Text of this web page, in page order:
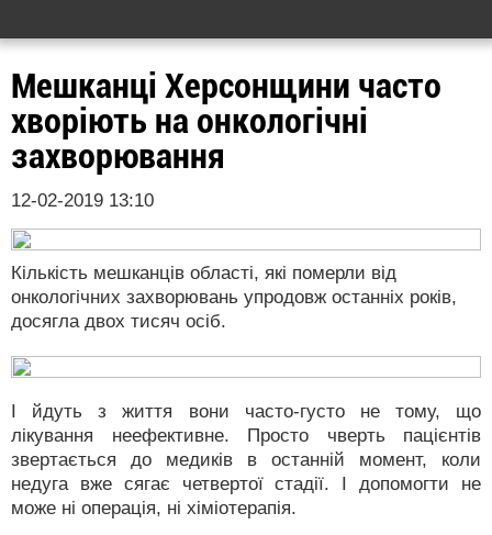
Мешканці Херсонщини часто
хворіють на онкологічні
захворювання
12-02-2019 13:10
Кількість мешканців області, які померли від
онкологічних захворювань упродовж останніх років,
досягла двох тисяч осіб.
І йдуть з життя вони часто-густо не тому, що
лікування неефективне. Просто чверть пацієнтів
звертається до медиків в останній момент, коли
недуга вже сягає четвертої стадії. І допомогти не
може ні операція, ні хіміотерапія.